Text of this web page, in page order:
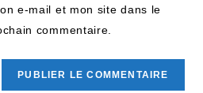
e-mail et mon site dans le
commentaire.